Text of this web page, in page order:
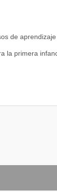
de aprendizaje
la primera